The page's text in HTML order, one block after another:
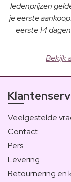
ledenprijzen
je eerste
eerste 14
Bekijk
Veelgestelde
Contact
Pers
Levering
Retournering en